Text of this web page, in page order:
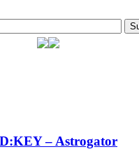
– Astrogator